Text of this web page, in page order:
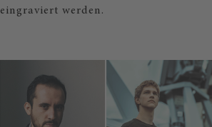
eingraviert werden.